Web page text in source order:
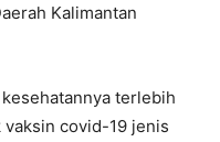
Kalimantan
terlebih
covid-19 jenis